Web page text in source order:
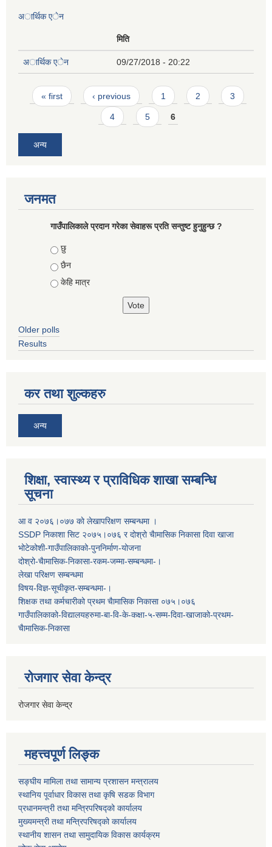
अार्थिक एेन
मिति
अार्थिक एेन 09/27/2018 - 20:22
Pages
« first ‹ previous 1 2 3
4 5 6
अन्य
जनमत
गाउँपालिकाले प्रदान गरेका सेवाहरू प्रति सन्तुष्ट हुनुहुन्छ ?
Choices
छु
छैन
केहि मात्र
Older polls
Results
कर तथा शुल्कहरु
अन्य
शिक्षा, स्वास्थ्य र प्राविधिक शाखा सम्बन्धि
सूचना
आ व २०७६।०७७ काे लेखापरिक्षण सम्बन्धमा ।
SSDP निकाशा सिट २०७५।०७६ र दोश्रो चैामासिक निकासा दिवा खाजा
भोटेकोशी-गाउँपालिकाको-पुननिर्माण-योजना
दोश्रो-चैामासिक-निकासा-रकम-जम्मा-सम्बन्धमा-।
लेखा परिक्षण सम्बन्धमा
विषय-विज्ञ-सूचीकृत-सम्बन्धमा-।
शिक्षक तथा कर्मचारीको प्रथम च‌ैामासिक निकासा ०७५।०७६
गाउँपालिकाको-विद्यालयहरुमा-बा-वि-के-कक्षा-५-सम्म-दिवा-खाजाको-प्रथम-
चैामासिक-निकासा
रोजगार सेवा केन्द्र
रोजगार सेवा केन्द्र
महत्त्वपूर्ण लिङ्क
सङ्घीय मामिला तथा सामान्य प्रशासन मन्त्रालय
स्थानिय पूर्वाधार विकास तथा कृषि सडक विभाग
प्रधानमन्त्री तथा मन्त्रिपरिषद्को कार्यालय
मुख्यमन्त्री तथा मन्त्रिपरिषद्को कार्यालय
स्थानीय शासन तथा सामुदायिक विकास कार्यक्रम